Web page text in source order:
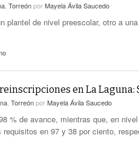
TorreónporMayela Ávila Saucedo
plantel de nivel preescolar, otro a
en La Laguna:
TorreónporMayela Ávila Saucedo
% de avance, mientras que, en
en 97 y 38 por ciento,